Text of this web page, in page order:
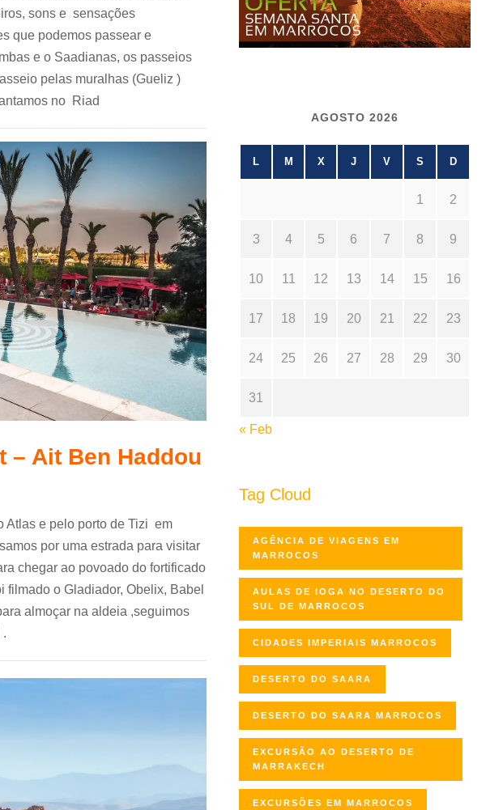
sons e sensações
que podemos passear e
e o Saadianas, os passeios
pelas muralhas (Gueliz )
no Riad
– Ait Ben Haddou
Atlas e pelo porto de Tizi em
por uma estrada para visitar
chegar ao povoado do fortificado
o Gladiador, Obelix, Babel
almoçar na aldeia ,seguimos
.
AGOSTO 2026
L M X J V S D
1 2
3 4 5 6 7 8 9
10 11 12 13 14 15 16
17 18 19 20 21 22 23
24 25 26 27 28 29 30
31
« Feb
Tag Cloud
AGÊNCIA DE VIAGENS EM
MARROCOS
AULAS DE IOGA NO DESERTO DO
SUL DE MARROCOS
CIDADES IMPERIAIS MARROCOS
DESERTO DO SAARA
DESERTO DO SAARA MARROCOS
EXCURSÃO AO DESERTO DE
MARRAKECH
EXCURSÕES EM MARROCOS